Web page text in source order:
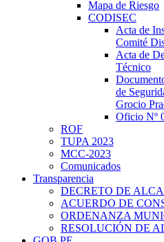
Mapa de Riesgo
CODISEC
Acta de
Comité
Acta de
Técnico
de
Grocio
Oficio Nº
ROF
TUPA 2023
MCC-2023
Comunicados
Transparencia
DECRETO DE
ACUERDO DE
ORDENANZA
RESOLUCIÓN DE